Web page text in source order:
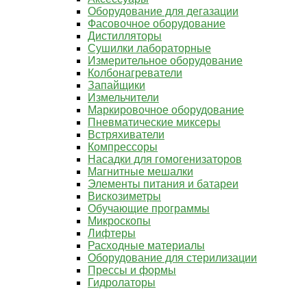
Оборудование для дегазации
Фасовочное оборудование
Дистилляторы
Сушилки лабораторные
Измерительное оборудование
Колбонагреватели
Запайщики
Измельчители
Маркировочное оборудование
Пневматические миксеры
Встряхиватели
Компрессоры
Насадки для гомогенизаторов
Магнитные мешалки
Элементы питания и батареи
Вискозиметры
Обучающие программы
Микроскопы
Лифтеры
Расходные материалы
Оборудование для стерилизации
Прессы и формы
Гидролаторы